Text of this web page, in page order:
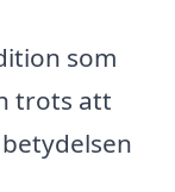
som
trots att